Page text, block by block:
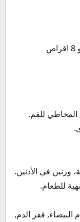
المخاطي للفم.
ورنين في الأذنين.
للطعام.
البيضاء, فقر الدم,